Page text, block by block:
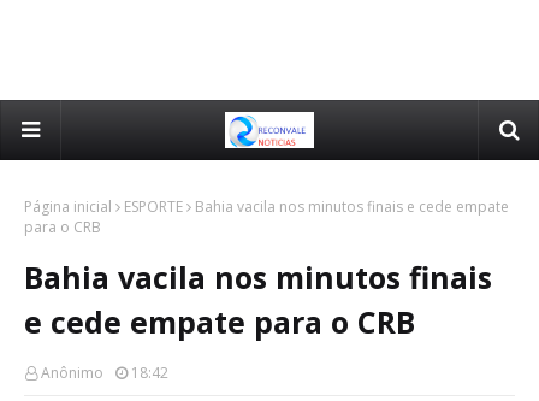
Página inicial ESPORTE
Bahia vacila nos minutos finais e cede empate
para o CRB
Bahia vacila nos minutos finais
e cede empate para o CRB
Anônimo 18:42